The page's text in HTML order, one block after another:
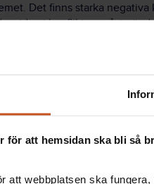
för att hemsidan ska bli så
att webbplatsen ska
Det finns starka negativa
sidan i konflikten måste
om att
bidragit till konflikten. De
av dialog. De kan
och agerar oprofessionellt,
och frysa ut dem. Och
för hur man uppför sig på
av att få en tredje part,
om de oförrätter som